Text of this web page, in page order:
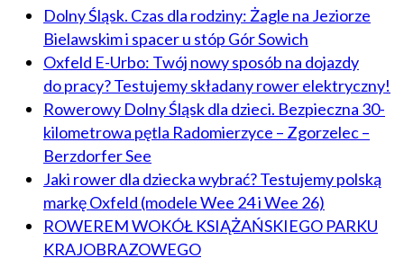
Dolny Śląsk. Czas dla rodziny: Żagle na Jeziorze
Bielawskim i spacer u stóp Gór Sowich
Oxfeld E-Urbo: Twój nowy sposób na dojazdy
do pracy? Testujemy składany rower elektryczny!
Rowerowy Dolny Śląsk dla dzieci. Bezpieczna 30-
kilometrowa pętla Radomierzyce – Zgorzelec –
Berzdorfer See
Jaki rower dla dziecka wybrać? Testujemy polską
markę Oxfeld (modele Wee 24 i Wee 26)
ROWEREM WOKÓŁ KSIĄŻAŃSKIEGO PARKU
KRAJOBRAZOWEGO